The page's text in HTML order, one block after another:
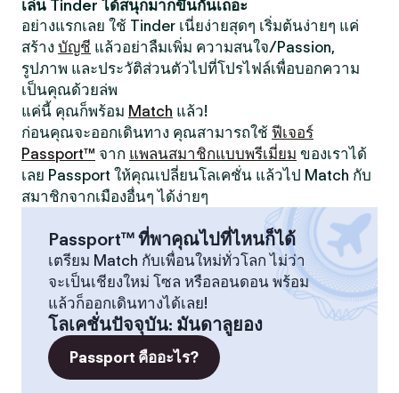
เล่น Tinder ได้สนุกมากขึ้นกันเถอะ
อย่างแรกเลย ใช้ Tinder เนี่ยง่ายสุดๆ เริ่มต้นง่ายๆ แค่
สร้าง บัญชี แล้วอย่าลืมเพิ่ม ความสนใจ/Passion,
รูปภาพ และประวัติส่วนตัวไปที่โปรไฟล์เพื่อบอกความ
เป็นคุณด้วยล่พ
แค่นี้ คุณก็พร้อม Match แล้ว!
ก่อนคุณจะออกเดินทาง คุณสามารถใช้ ฟีเจอร์
Passport™ จาก แพลนสมาชิกแบบพรีเมี่ยม ของเราได้
เลย Passport ให้คุณเปลี่ยนโลเคชั่น แล้วไป Match กับ
สมาชิกจากเมืองอื่นๆ ได้ง่ายๆ
Passport™ ที่พาคุณไปที่ไหนก็ได้
เตรียม Match กับเพื่อนใหม่ทั่วโลก ไม่ว่า
จะเป็นเชียงใหม่ โซล หรือลอนดอน พร้อม
แล้วก็ออกเดินทางได้เลย!
โลเคชั่นปัจจุบัน: มันดาลูยอง
Passport คืออะไร?